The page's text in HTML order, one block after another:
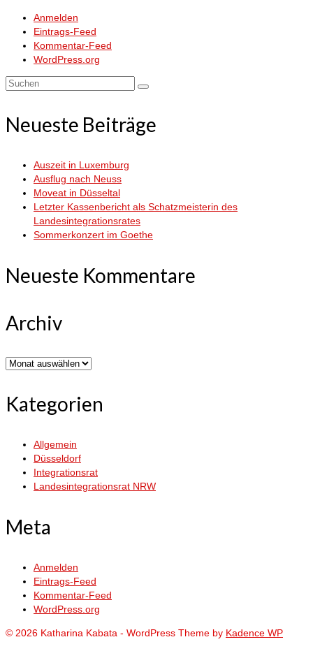
Anmelden
Eintrags-Feed
Kommentar-Feed
WordPress.org
Suchen
Neueste Beiträge
Auszeit in Luxemburg
Ausflug nach Neuss
Moveat in Düsseltal
Letzter Kassenbericht als Schatzmeisterin des
Landesintegrationsrates
Sommerkonzert im Goethe
Neueste Kommentare
Archiv
Archiv
Kategorien
Allgemein
Düsseldorf
Integrationsrat
Landesintegrationsrat NRW
Meta
Anmelden
Eintrags-Feed
Kommentar-Feed
WordPress.org
© 2026 Katharina Kabata - WordPress Theme by Kadence WP